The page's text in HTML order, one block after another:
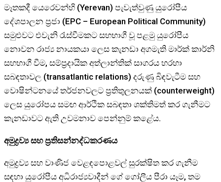
මෑතකදී යෙරෙවන්හි (Yerevan) පැවැත්වුණු යුරෝපීය
දේශපාලන ප්‍රජා (EPC – European Political Community)
සමුළුවට එවැනි රැස්වීමකට සහභාගී වූ පළමු යුරෝපීය
නොවන රාජ්‍ය නායකයා ලෙස කැනඩා අගමැති මාර්ක් කාර්නි
සහභාගී වීම, සම්ප්‍රදායික අත්ලාන්තික් සාගරය හරහා
සබඳතාවල (transatlantic relations) දරුණු බිඳවැටීම සහ
වොෂින්ටනයේ තර්ජනවලට ප්‍රතිතුලනයක් (counterweight)
ලෙස යුරෝපය සමඟ ආර්ථික සබඳතා ශක්තිමත් කර ගැනීමට
කැනඩාවට ඇති උවමනාව පෙන්නුම් කළේය.
අමුද්‍රව්‍ය සහ ප්‍රතිසන්නද්ධකරණය
අමුද්‍රව්‍ය සහ වාණිජ වෙළඳපොළවල් සුරක්ෂිත කර ගැනීම
සඳහා යුරෝපීය අධිරාජ්‍යවාදීන් ගේ ගෝලීය පීරා යෑම, තම